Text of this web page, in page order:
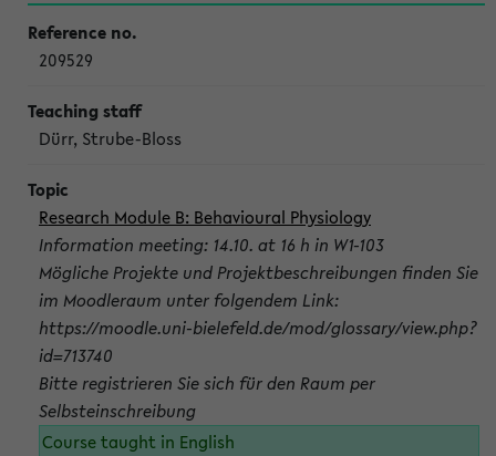
209529
Dürr, Strube-Bloss
Research Module B: Behavioural Physiology
Information meeting: 14.10. at 16 h in W1-103
Mögliche Projekte und Projektbeschreibungen finden Sie
im Moodleraum unter folgendem Link:
https://moodle.uni-bielefeld.de/mod/glossary/view.php?
id=713740
Bitte registrieren Sie sich für den Raum per
Selbsteinschreibung
Course taught in English